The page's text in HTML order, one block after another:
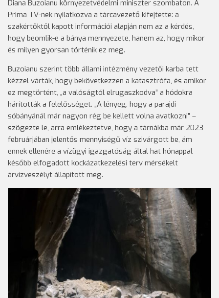
Diana Buzoianu környezetvédelmi miniszter szombaton. A
Prima TV-nek nyilatkozva a tárcavezető kifejtette: a
szakértőktől kapott információi alapján nem az a kérdés,
hogy beomlik-e a bánya mennyezete, hanem az, hogy mikor
és milyen gyorsan történik ez meg.
Buzoianu szerint több állami intézmény vezetői karba tett
kézzel várták, hogy bekövetkezzen a katasztrófa, és amikor
ez megtörtént, „a valóságtól elrugaszkodva” a hódokra
hárították a felelősséget. „A lényeg, hogy a parajdi
sóbányánál már nagyon rég be kellett volna avatkozni” –
szögezte le, arra emlékeztetve, hogy a tárnákba már 2023
februárjában jelentős mennyiségű víz szivárgott be, ám
ennek ellenére a vízügyi igazgatóság által hat hónappal
később elfogadott kockázatkezelési terv mérsékelt
árvízveszélyt állapított meg.